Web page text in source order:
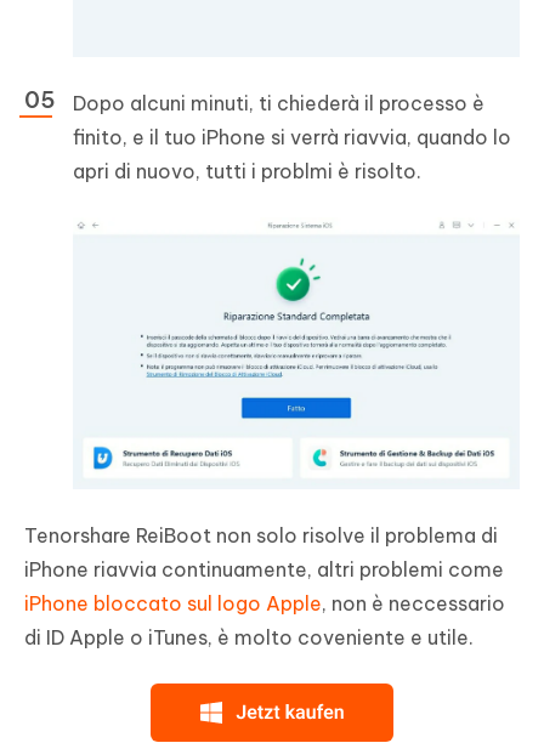
Dopo alcuni minuti, ti chiederà il processo è
finito, e il tuo iPhone si verrà riavvia, quando lo
apri di nuovo, tutti i problmi è risolto.
Tenorshare ReiBoot non solo risolve il problema di
iPhone riavvia continuamente, altri problemi come
iPhone bloccato sul logo Apple, non è neccessario
di ID Apple o iTunes, è molto coveniente e utile.